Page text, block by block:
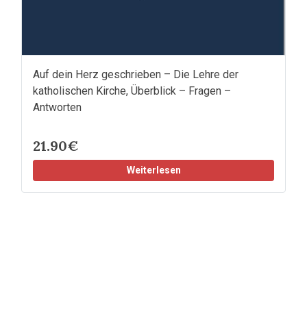
Auf dein Herz geschrieben – Die Lehre der
katholischen Kirche, Überblick – Fragen –
Antworten
21.90€
Weiterlesen